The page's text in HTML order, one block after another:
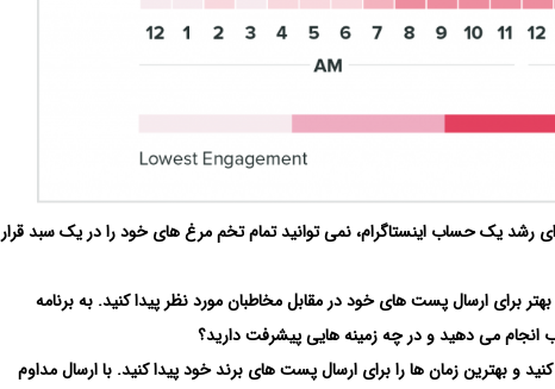
رشد یک حساب اینستاگرام، نمی توانید تمام تخم مرغ های خود را در یک سبد قرار
برای ارسال پست های خود در مقابل مخاطبان مورد نظر پیدا کنید. به برنامه
انجام می دهید و در چه زمینه هایی پیشرفت دارید؟
و بهترین زمان ها را برای ارسال پست های برند خود پیدا کنید. با ارسال مداوم